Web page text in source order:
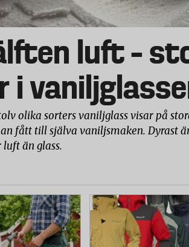
luft –
i
olika sorters vaniljglass visar på
fått till själva vaniljsmaken. Dyrast
än glass.